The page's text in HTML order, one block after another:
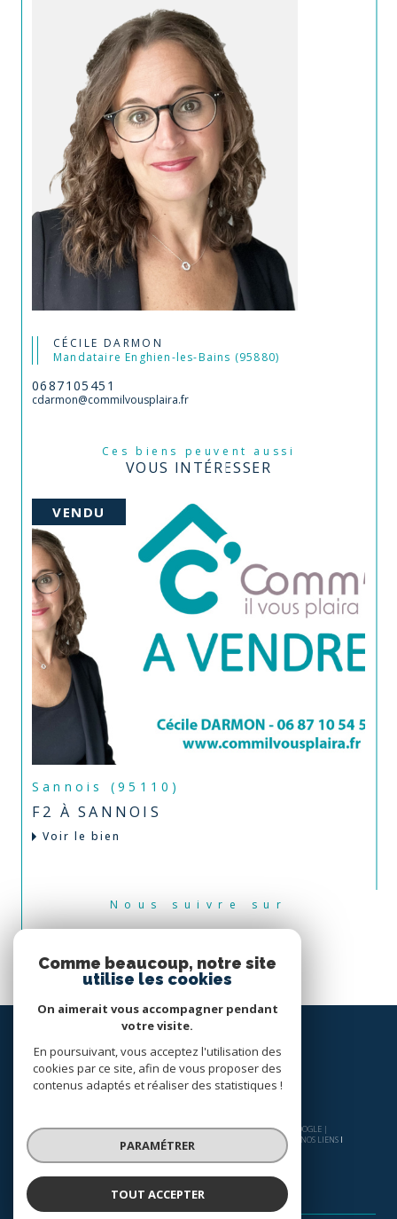
CÉCILE DARMON
Mandataire Enghien-les-Bains (95880)
0687105451
cdarmon@commilvousplaira.fr
Ces biens peuvent aussi
VOUS INTÉRESSER
VENDU
Sannois (95110)
F2 À SANNOIS
Voir le bien
Nous suivre sur
© 2026 | TOUS DROITS RÉSERVÉS | TRADUCTION POWERED BY GOOGLE |
NOS HONORAIRES
PLAN DU SITE MENTIONS LÉGALES ADMIN
NOS LIENS
POLITIQUE RGPD
Comme beaucoup, notre site
utilise les cookies
On aimerait vous accompagner pendant
votre visite.
En poursuivant, vous acceptez l'utilisation des
cookies par ce site, afin de vous proposer des
contenus adaptés et réaliser des statistiques !
PARAMÉTRER
TOUT ACCEPTER